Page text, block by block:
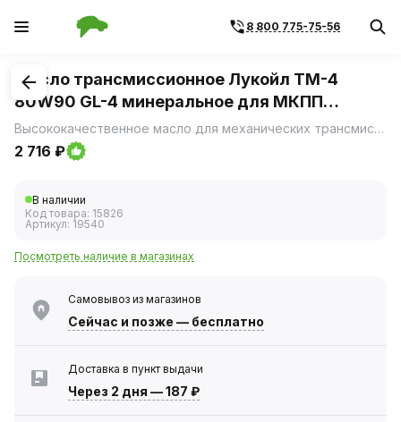
8 800 775-75-56
1/1
Масло трансмиссионное Лукойл ТМ-4
80W90 GL-4 минеральное для МКПП
передн.прив./ (4 л)
Высококачественное масло для механических трансмиссий и коробок передач легковых автомобилей и коммерческого транспорта.
2 716 ₽
В наличии
Код товара: 15826
Артикул: 19540
Посмотреть наличие в магазинах
Самовывоз из магазинов
Сейчас и позже — бесплатно
Доставка в пункт выдачи
Через 2 дня —187 ₽